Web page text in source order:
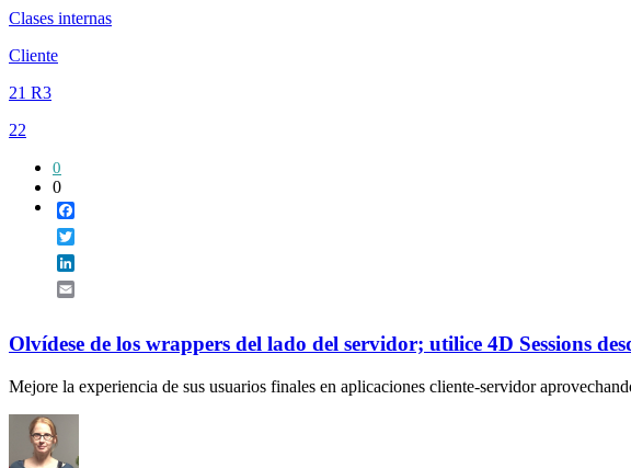
Clases internas
Cliente
21 R3
22
0
0
Olvídese de los wrappers del lado del servidor; utilice 4D Sessions
Mejore la experiencia de sus usuarios finales en aplicaciones cliente-servidor